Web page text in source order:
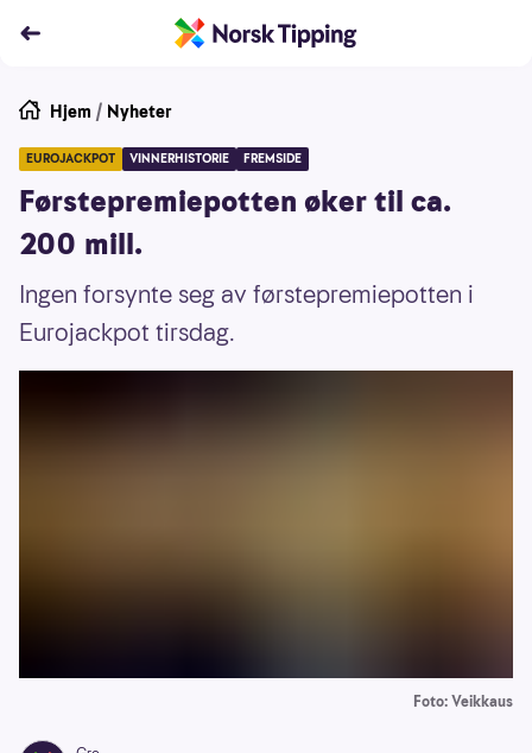
Hjem / Nyheter
EUROJACKPOT VINNERHISTORIE FREMSIDE
Førstepremiepotten øker til ca.
200 mill.
Ingen forsynte seg av førstepremiepotten i
Eurojackpot tirsdag.
Foto: Veikkaus